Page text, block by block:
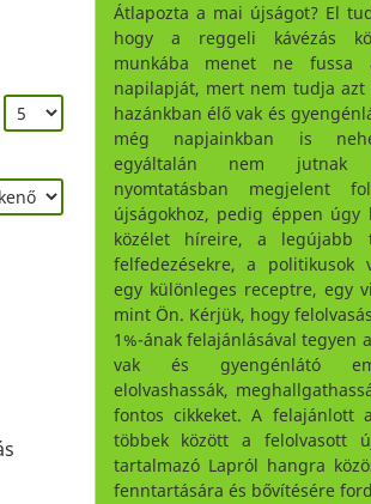
Átlapozta a mai újságot? El
hogy a reggeli kávézás
munkába menet ne fussa
napilapját, mert nem tudja azt
hazánkban élő vak és
még napjainkban is
egyáltalán nem
nyomtatásban megjelent
újságokhoz, pedig éppen úgy
közélet híreire, a legújabb
felfedezésekre, a politikusok
egy különleges receptre, egy
mint Ön. Kérjük, hogy
1%-ának felajánlásával tegyen
vak és gyengénlátó
elolvashassák,
fontos cikkeket. A felajánlott
többek között a felolvasott
tartalmazó Lapról hangra
fenntartására és bővítésére